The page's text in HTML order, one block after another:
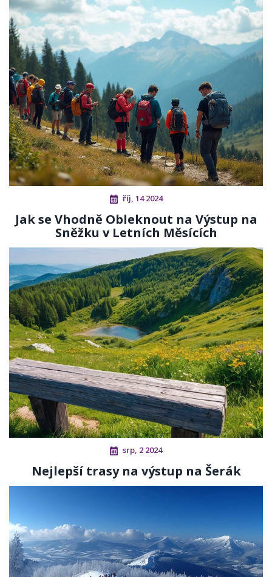
říj, 14 2024
Jak se Vhodně Obleknout na Výstup na
Sněžku v Letních Měsících
srp, 2 2024
Nejlepší trasy na výstup na Šerák